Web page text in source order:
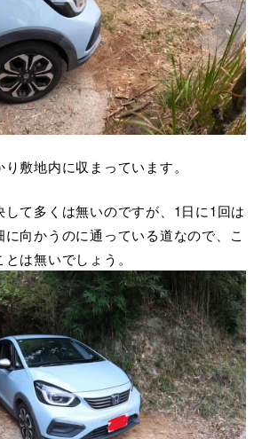
敷地内に収まっています。
て多くは無いのですが、1日に1回は
向かうのに通っている道なので、こ
は無いでしょう。